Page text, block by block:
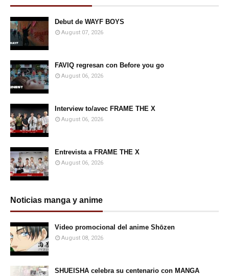
Debut de WAYF BOYS
August 07, 2026
FAVIQ regresan con Before you go
August 06, 2026
Interview to/avec FRAME THE X
August 06, 2026
Entrevista a FRAME THE X
August 06, 2026
Noticias manga y anime
Video promocional del anime Shōzen
August 08, 2026
SHUEISHA celebra su centenario con MANGA